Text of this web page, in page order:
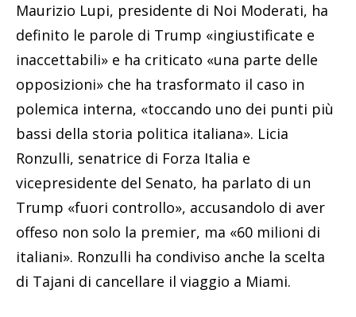
Maurizio Lupi, presidente di Noi Moderati, ha
definito le parole di Trump «ingiustificate e
inaccettabili» e ha criticato «una parte delle
opposizioni» che ha trasformato il caso in
polemica interna, «toccando uno dei punti più
bassi della storia politica italiana». Licia
Ronzulli, senatrice di Forza Italia e
vicepresidente del Senato, ha parlato di un
Trump «fuori controllo», accusandolo di aver
offeso non solo la premier, ma «60 milioni di
italiani». Ronzulli ha condiviso anche la scelta
di Tajani di cancellare il viaggio a Miami.